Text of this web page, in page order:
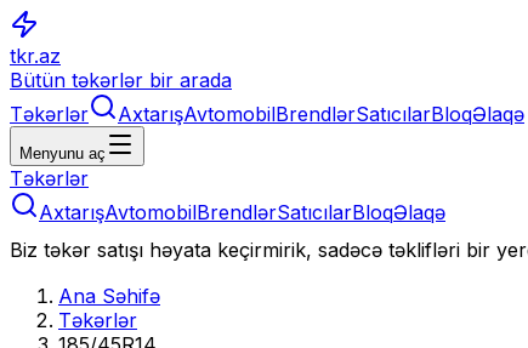
tkr.az
Bütün təkərlər bir arada
Təkərlər
AxtarışAvtomobilBrendlərSatıcılarBloqƏlaqə
Menyunu aç
Təkərlər
AxtarışAvtomobilBrendlərSatıcılarBloqƏlaqə
Biz təkər satışı həyata keçirmirik, sadəcə təklifləri bir
Ana Səhifə
Təkərlər